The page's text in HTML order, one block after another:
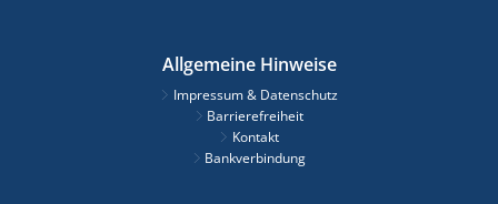
Allgemeine Hinweise
Impressum & Datenschutz
Barrierefreiheit
Kontakt
Bankverbindung